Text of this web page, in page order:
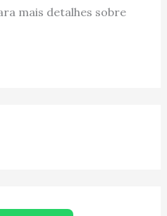
mais detalhes sobre